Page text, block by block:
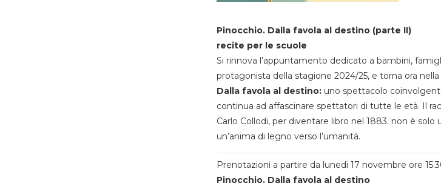
Pinocchio. Dalla favola al destino (parte II)
recite per le scuole
Si rinnova l’appuntamento dedicato a bambini,
protagonista della stagione 2024/25, e torna ora
Dalla favola al destino:uno spettacolo
continua ad affascinare spettatori di tutte le età. Il
Carlo Collodi, per diventare libro nel 1883. non è
un’anima di legno verso l’umanità.
Prenotazioni a partire da lunedi 17 novembre ore
Pinocchio. Dalla favola al destino